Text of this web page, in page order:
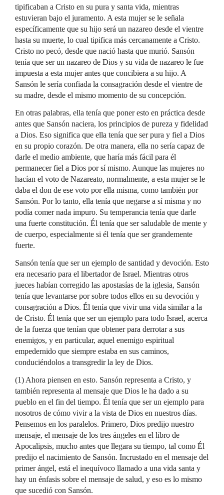
tipificaban a Cristo en su pura y santa vida, mientras
estuvieran bajo el juramento. A esta mujer se le señala
específicamente que su hijo será un nazareo desde el vientre
hasta su muerte, lo cual tipifica más cercanamente a Cristo.
Cristo no pecó, desde que nació hasta que murió. Sansón
tenía que ser un nazareo de Dios y su vida de nazareo le fue
impuesta a esta mujer antes que concibiera a su hijo. A
Sansón le sería confiada la consagración desde el vientre de
su madre, desde el mismo momento de su concepción.
En otras palabras, ella tenía que poner esto en práctica desde
antes que Sansón naciera, los principios de pureza y fidelidad
a Dios. Eso significa que ella tenía que ser pura y fiel a Dios
en su propio corazón. De otra manera, ella no sería capaz de
darle el medio ambiente, que haría más fácil para él
permanecer fiel a Dios por sí mismo. Aunque las mujeres no
hacían el voto de Nazareato, normalmente, a esta mujer se le
daba el don de ese voto por ella misma, como también por
Sansón. Por lo tanto, ella tenía que negarse a sí misma y no
podía comer nada impuro. Su temperancia tenía que darle
una fuerte constitución. Él tenía que ser saludable de mente y
de cuerpo, especialmente si él tenía que ser grandemente
fuerte.
Sansón tenía que ser un ejemplo de santidad y devoción. Esto
era necesario para el libertador de Israel. Mientras otros
jueces habían corregido las apostasías de la iglesia, Sansón
tenía que levantarse por sobre todos ellos en su devoción y
consagración a Dios. Él tenía que vivir una vida similar a la
de Cristo. Él tenía que ser un ejemplo para todo Israel, acerca
de la fuerza que tenían que obtener para derrotar a sus
enemigos, y en particular, aquel enemigo espiritual
empedernido que siempre estaba en sus caminos,
conduciéndolos a transgredir la ley de Dios.
(1) Ahora piensen en esto. Sansón representa a Cristo, y
también representa al mensaje que Dios le ha dado a su
pueblo en el fin del tiempo. Él tenía que ser un ejemplo para
nosotros de cómo vivir a la vista de Dios en nuestros días.
Pensemos en los paralelos. Primero, Dios predijo nuestro
mensaje, el mensaje de los tres ángeles en el libro de
Apocalipsis, mucho antes que llegara su tiempo, tal como Él
predijo el nacimiento de Sansón. Incrustado en el mensaje del
primer ángel, está el inequívoco llamado a una vida santa y
hay un énfasis sobre el mensaje de salud, y eso es lo mismo
que sucedió con Sansón.